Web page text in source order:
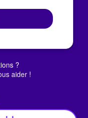
?
aider !